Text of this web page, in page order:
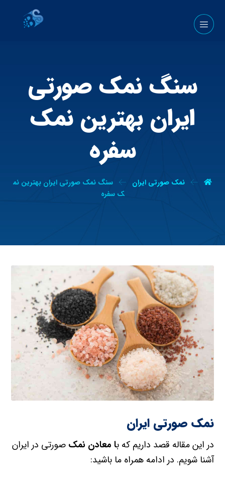
سنگ نمک صورتی
ایران بهترین نمک
سفره
نمک صورتی ایران
سنگ نمک صورتی ایران بهترین نم
ک سفره
نمک صورتی ایران
در این مقاله قصد داریم که با معادن نمک صورتی در ایران
آشنا شویم. در ادامه همراه ما باشید: